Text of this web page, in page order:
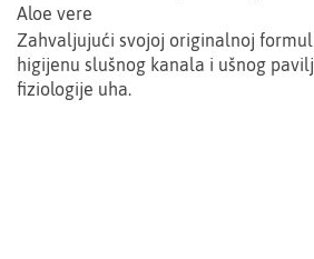
Aloe vere
Zahvaljujući svojoj originalnoj
higijenu slušnog kanala i ušnog
fiziologije uha.